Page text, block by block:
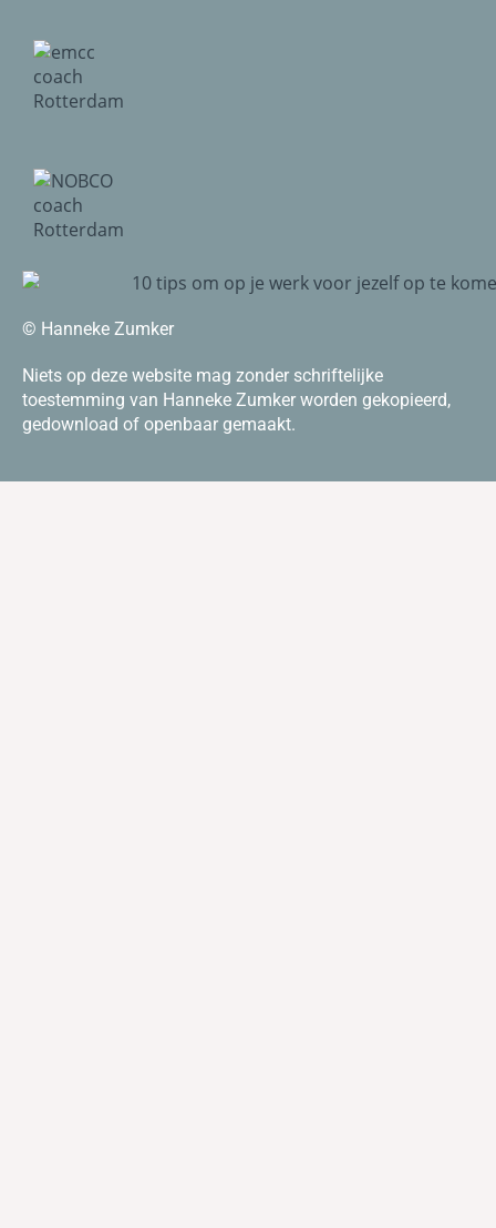
© Hanneke Zumker
Niets op deze website mag zonder schriftelijke
toestemming van Hanneke Zumker worden gekopieerd,
gedownload of openbaar gemaakt.